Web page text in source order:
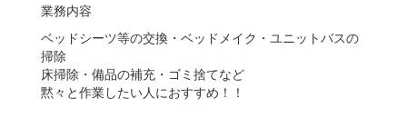
業務内容
ベッドシーツ等の交換・ベッドメイク・ユニットバスの
掃除
床掃除・備品の補充・ゴミ捨てなど
黙々と作業したい人におすすめ！！